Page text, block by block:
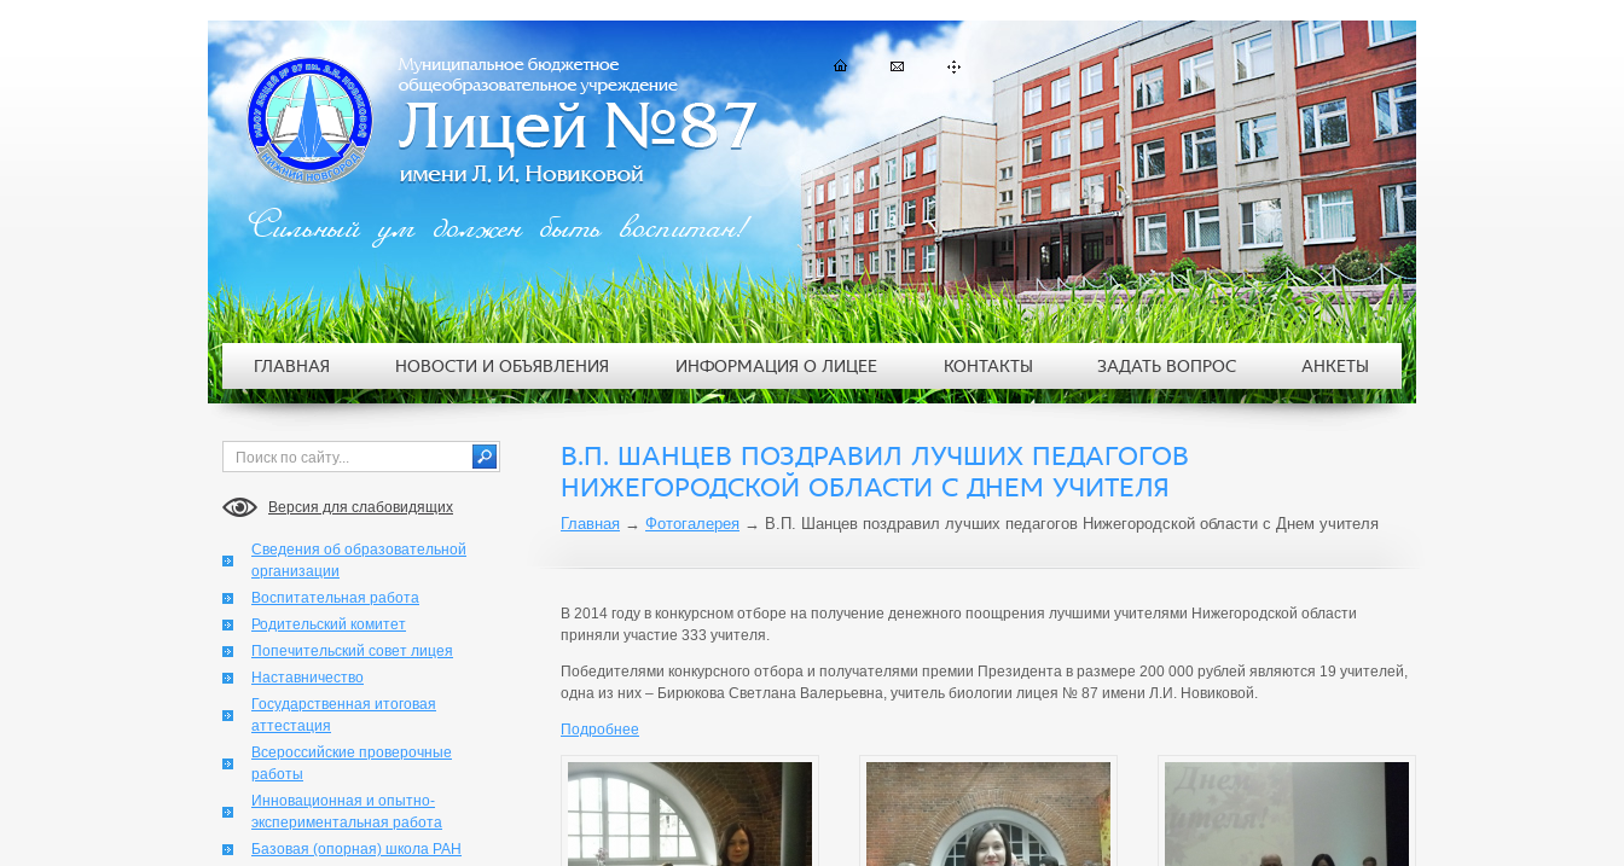
Версия для слабовидящих
Сведения об образовательной
организации
Воспитательная работа
Родительский комитет
Попечительский совет лицея
Наставничество
Государственная итоговая
аттестация
Всероссийские проверочные
работы
Инновационная и опытно-
экспериментальная работа
Базовая (опорная) школа РАН
В.П. ШАНЦЕВ ПОЗДРАВИЛ ЛУЧШИХ ПЕДАГОГОВ
НИЖЕГОРОДСКОЙ ОБЛАСТИ С ДНЕМ УЧИТЕЛЯ
Главная → Фотогалерея → В.П. Шанцев поздравил лучших педагогов Нижегородской области с Днем учителя
В 2014 году в конкурсном отборе на получение денежного поощрения лучшими учителями Нижегородской области
приняли участие 333 учителя.
Победителями конкурсного отбора и получателями премии Президента в размере 200 000 рублей являются 19 учителей,
одна из них – Бирюкова Светлана Валерьевна, учитель биологии лицея № 87 имени Л.И. Новиковой.
Подробнее
Сильный ум должен быть воспитан!
ГЛАВНАЯ НОВОСТИ И ОБЪЯВЛЕНИЯ ИНФОРМАЦИЯ О ЛИЦЕЕ КОНТАКТЫ ЗАДАТЬ ВОПРОС АНКЕТЫ